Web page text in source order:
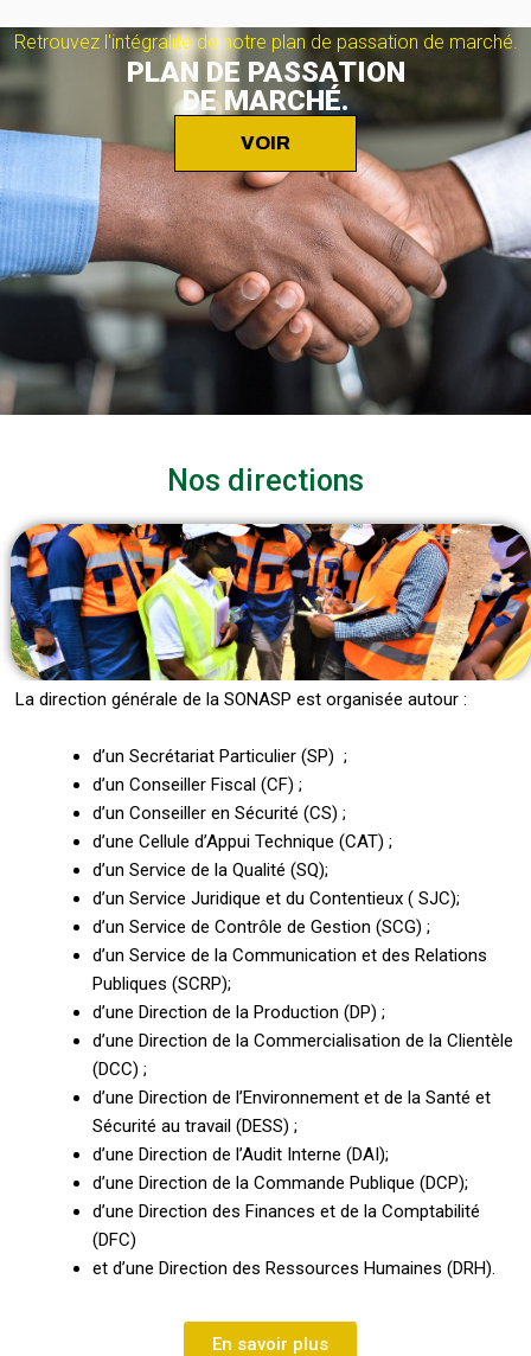
Retrouvez l'intégralité de notre plan de passation de marché.
PLAN DE PASSATION
DE MARCHÉ.
VOIR
Nos directions
La direction générale de la SONASP est organisée autour :
d’un Secrétariat Particulier (SP) ;
d’un Conseiller Fiscal (CF) ;
d’un Conseiller en Sécurité (CS) ;
d’une Cellule d’Appui Technique (CAT) ;
d’un Service de la Qualité (SQ);
d’un Service Juridique et du Contentieux ( SJC);
d’un Service de Contrôle de Gestion (SCG) ;
d’un Service de la Communication et des Relations
Publiques (SCRP);
d’une Direction de la Production (DP) ;
d’une Direction de la Commercialisation de la Clientèle
(DCC) ;
d’une Direction de l’Environnement et de la Santé et
Sécurité au travail (DESS) ;
d’une Direction de l’Audit Interne (DAI);
d’une Direction de la Commande Publique (DCP);
d’une Direction des Finances et de la Comptabilité
(DFC)
et d’une Direction des Ressources Humaines (DRH).
En savoir plus